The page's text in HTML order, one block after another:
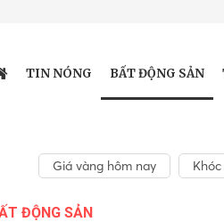
TIN NÓNG BẤT ĐỘNG SẢN
Giá vàng hôm nay
ĐỘNG SẢN